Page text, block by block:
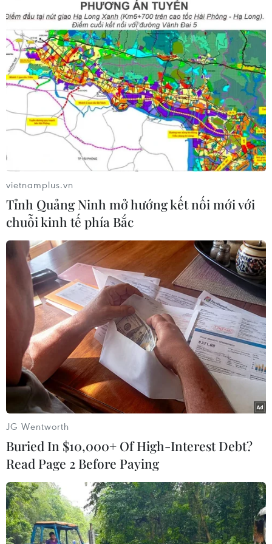
#Sân bay Nội Bài
#cảng hàng không quốc tế Nội Bài
#bão số 1
#ứng phó bão số 1
#mở cửa lại sân bay nội bài
TP. Hà Nội
TP. Hải Phòng
Quảng Ninh
Theo dõi VietnamPlus
TIN LIÊN QUAN
vietnamplus.vn
Tỉnh Quảng Ninh mở hướng kết nối mới với
chuỗi kinh tế phía Bắc
JG Wentworth
Buried In $10,000+ Of High-Interest Debt?
Read Page 2 Before Paying